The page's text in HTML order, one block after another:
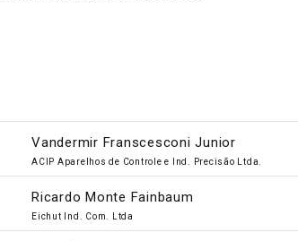
Vandermir Franscesconi Junior
ACIP Aparelhos de Controle e Ind. Precisão Ltda.
Ricardo Monte Fainbaum
Eichut Ind. Com. Ltda